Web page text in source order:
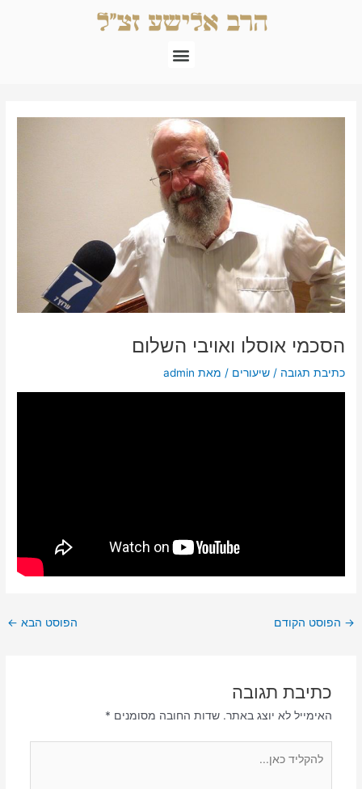
תפריט
הסכמי אוסלו ואויבי השלום
כתיבת תגובה /שיעורים / מאת admin
→ הפוסט הקודם הפוסט הבא ←
כתיבת תגובה
האימייל לא יוצג באתר. שדות החובה מסומנים *
כאן...